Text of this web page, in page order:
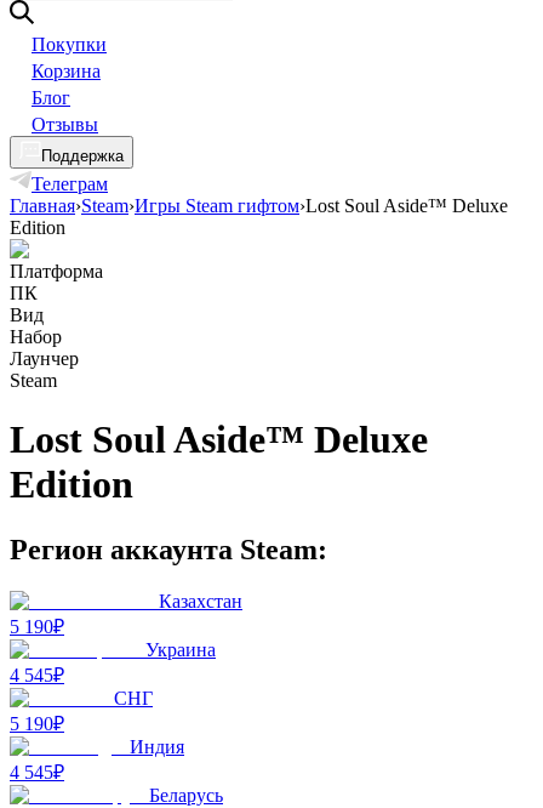
Покупки
Корзина
Блог
Отзывы
Поддержка
Телеграм
Главная›Steam›Игры Steam гифтом›Lost Soul Aside™ Deluxe
Edition
Платформа
ПК
Вид
Набор
Лаунчер
Steam
Lost Soul Aside™ Deluxe
Edition
Регион аккаунта Steam:
Казахстан
5 190₽
Украина
4 545₽
СНГ
5 190₽
Индия
4 545₽
Беларусь